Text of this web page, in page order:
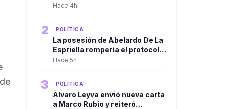
presidencial de Abelardo De La
Hace 4h
2 POLÍTICA
La posesión de Abelardo De La
Espriella rompería el protocolo
tradicional. El discurso
Congreso.
Hace 5h
3 POLÍTICA
Álvaro Leyva envió nueva carta
a Marco Rubio y reiteró